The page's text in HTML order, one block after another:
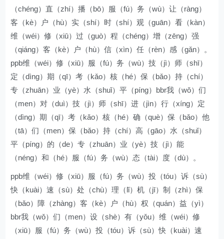
（chéng）直（zhí）播（bō）服（fú）务（wù）让（ràng）
客（kè）户（hù）实（shí）时（shí）观（guān）看（kàn）
维（wéi）修（xiū）过（guò）程（chéng）增（zēng）强
（qiáng）客（kè）户（hù）信（xìn）任（rèn）感（gǎn）。
ppb维（wéi）修（xiū）服（fú）务（wù）技（jì）师（shī）
定（dìng）期（qī）考（kǎo）核（hé）保（bǎo）持（chí）
专（zhuān）业（yè）水（shuǐ）平（píng）bbr我（wǒ）们
（men）对（duì）技（jì）师（shī）进（jìn）行（xíng）定
（dìng）期（qī）考（kǎo）核（hé）确（què）保（bǎo）他
（tā）们（men）保（bǎo）持（chí）高（gāo）水（shuǐ）
平（píng）的（de）专（zhuān）业（yè）技（jì）能
（néng）和（hé）服（fú）务（wù）态（tài）度（dù）。
ppb维（wéi）修（xiū）服（fú）务（wù）投（tóu）诉（sù）
快（kuài）速（sù）处（chù）理（lǐ）机（jī）制（zhì）保
（bǎo）障（zhàng）客（kè）户（hù）权（quán）益（yì）
bbr我（wǒ）们（men）设（shè）有（yǒu）维（wéi）修
（xiū）服（fú）务（wù）投（tóu）诉（sù）快（kuài）速